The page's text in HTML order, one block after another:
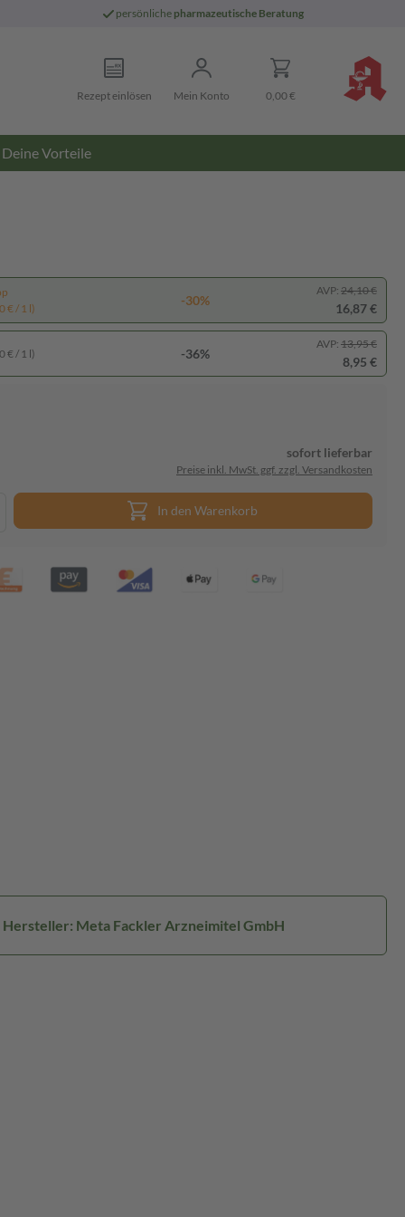
persönliche pharmazeutische Beratung
Rezept einlösen Mein Konto 0,00 €
Deine Vorteile
€ / 1 l)
-30%
AVP: 24,10 €
16,87 €
€ / 1 l) -36%
AVP: 13,95 €
8,95 €
sofort lieferbar
Preise inkl. MwSt. ggf. zzgl. Versandkosten
In den Warenkorb
Hersteller: Meta Fackler Arzneimitel GmbH